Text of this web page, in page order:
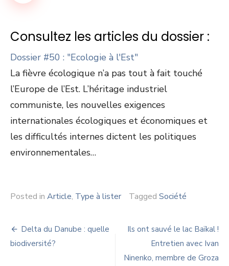
Consultez les articles du dossier :
Dossier #50 : "Ecologie à l'Est"
La fièvre écologique n’a pas tout à fait touché
l’Europe de l’Est. L’héritage industriel
communiste, les nouvelles exigences
internationales écologiques et économiques et
les difficultés internes dictent les politiques
environnementales…
Posted in Article, Type à lister Tagged Société
Navigation
de
Delta du Danube : quelle
biodiversité?
Ils ont sauvé le lac Baïkal !
Entretien avec Ivan
Ninenko, membre de Groza